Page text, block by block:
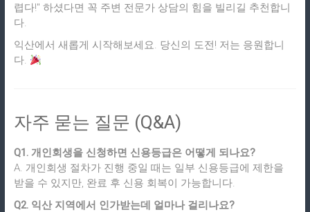
렵다!" 하셨다면 꼭 주변 전문가 상담의 힘을 빌리길 추천합니
다.
익산에서 새롭게 시작해보세요. 당신의 도전! 저는 응원합니
다.
자주 묻는 질문 (Q&A)
Q1. 개인회생을 신청하면 신용등급은 어떻게 되나요?
A. 개인회생 절차가 진행 중일 때는 일부 신용등급에 제한을
받을 수 있지만, 완료 후 신용 회복이 가능합니다.
Q2. 익산 지역에서 인가받는데 얼마나 걸리나요?